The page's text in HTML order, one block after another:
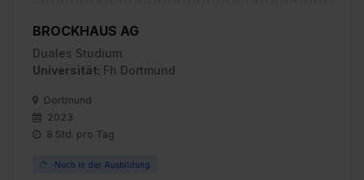
BROCKHAUS AG
Duales Studium
Universität: Fh Dortmund
Dortmund
2023
8 Std. pro Tag
Noch in der Ausbildung